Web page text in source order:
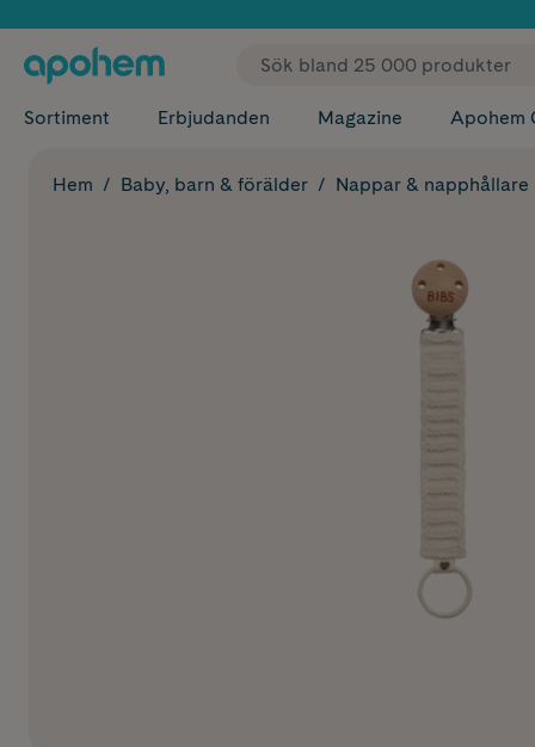
✓
Sortiment Erbjudanden Magazine Apohem
Hem Baby, barn & förälder Nappar & napphållare